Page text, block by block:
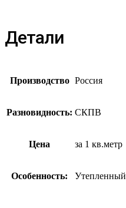
Детали
Производство Россия
Разновидность: СКПВ
Цена за 1 кв.метр
Особенность: Утепленный